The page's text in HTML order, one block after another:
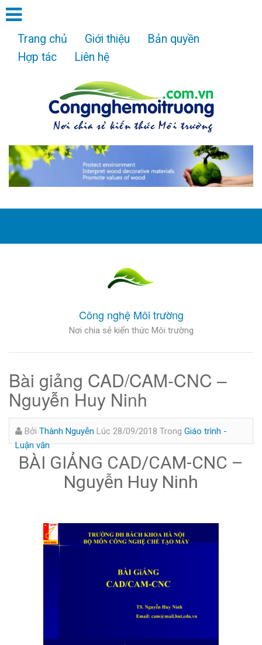
Trang chủ Giới thiệu
Bản quyền
Hợp tác
Liên hệ
Công nghệ Môi trường
Nơi chia sẻ kiến thức Môi trường
Bài giảng CAD/CAM-CNC –
Nguyễn Huy Ninh
Bởi Thành Nguyễn Lúc 28/09/2018 Trong Giáo trình -
Luận văn
BÀI GIẢNG CAD/CAM-CNC –
Nguyễn Huy Ninh